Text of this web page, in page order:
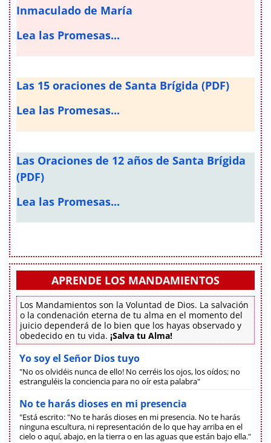
Inmaculado de María
Lea las Promesas...
Las 15 oraciones de Santa Brígida (PDF)
Lea las Promesas...
Las Oraciones de 12 años de Santa Brígida
(PDF)
Lea las Promesas...
APRENDE LOS MANDAMIENTOS
Los Mandamientos son la Voluntad de Dios. La salvación
o la condenación eterna de tu alma en el momento del
juicio dependerá de lo bien que los hayas observado y
obedecido en tu vida. ¡Salva tu Alma!
Yo soy el Señor Dios tuyo
"No os olvidéis nunca de ello! No cerréis los ojos, los oídos; no
estranguléis la conciencia para no oír esta palabra"
No te harás dioses en mi presencia
"Está escrito: "No te harás dioses en mi presencia. No te harás
ninguna escultura, ni representación de lo que hay arriba en el
cielo o aquí, abajo, en la tierra o en las aguas que están bajo ella."